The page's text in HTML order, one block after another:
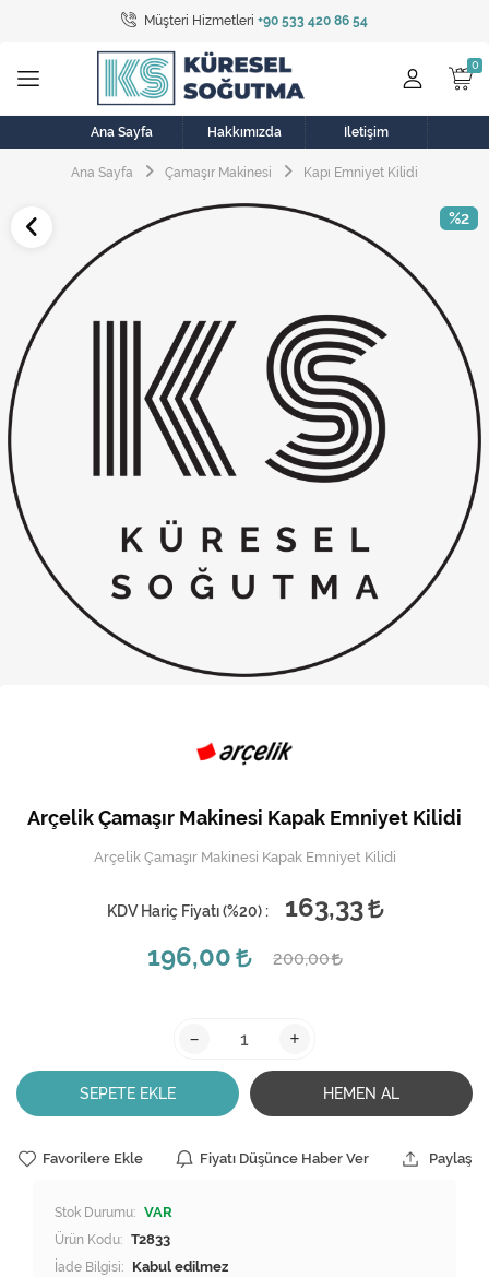
Müşteri Hizmetleri +90 533 420 86 54
Tüm Kategoriler
Bulaşık Makinesi
Buzdolabı
Çamaşır Kurutma Makinesi
Elektrikli Aksamlar
Elektrikli Süpürge
Fan
Fırın, Ocak ve Aspiratör
Klima
Kombi
Musluk
Ana Sayfa Hakkımızda İletişim
Ana Sayfa Çamaşır Makinesi Kapı Emniyet Kilidi
%2
Arçelik Çamaşır Makinesi Kapak Emniyet Kilidi
Arçelik Çamaşır Makinesi Kapak Emniyet Kilidi
KDV Hariç Fiyatı (%20) :
163,33
196,00
200,00
- +
SEPETE EKLE HEMEN AL
Favorilere Ekle Fiyatı Düşünce Haber Ver Paylaş
Stok Durumu: VAR
Ürün Kodu: T2833
İade Bilgisi: